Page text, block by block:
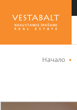
НОВОСТИ
Начало